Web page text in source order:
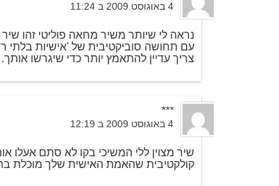
4 באוגוסט 2009 ב 11:24
נראה לי שיותר משיר מחאה פוליטי זהו
עם תחושה סוביקטיבית של 'אישיות
צריך עדיין להתאמץ יותר כדי שיגרשו אותך.
***
4 באוגוסט 2009 ב 12:19
שיר מצוין ללי המשיכי בקו לא סתם
קולקטיבית שהאמת האישית שלך מוכלת